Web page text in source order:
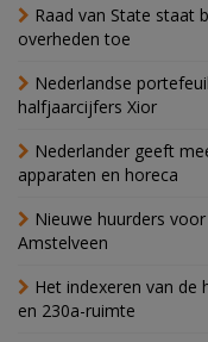
Raad van State staat
overheden toe
Nederlandse
halfjaarcijfers Xior
Nederlander geeft
apparaten en horeca
Nieuwe huurders
Amstelveen
Het indexeren van de
en 230a-ruimte